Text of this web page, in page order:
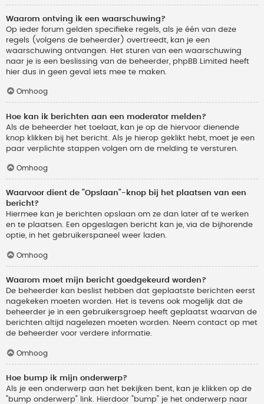
Waarom ontving ik een waarschuwing?
Op ieder forum gelden specifieke regels, als je één van deze
regels (volgens de beheerder) overtreedt, kan je een
waarschuwing ontvangen. Het sturen van een waarschuwing
naar je is een beslissing van de beheerder, phpBB Limited heeft
hier dus in geen geval iets mee te maken.
Omhoog
Hoe kan ik berichten aan een moderator melden?
Als de beheerder het toelaat, kan je op de hiervoor dienende
knop klikken bij het bericht. Als je hierop geklikt hebt, moet je een
paar verplichte stappen volgen om de melding te versturen.
Omhoog
Waarvoor dient de "Opslaan"-knop bij het plaatsen van een
bericht?
Hiermee kan je berichten opslaan om ze dan later af te werken
en te plaatsen. Een opgeslagen bericht kan je, via de bijhorende
optie, in het gebruikerspaneel weer laden.
Omhoog
Waarom moet mijn bericht goedgekeurd worden?
De beheerder kan beslist hebben dat geplaatste berichten eerst
nagekeken moeten worden. Het is tevens ook mogelijk dat de
beheerder je in een gebruikersgroep heeft geplaatst waarvan de
berichten altijd nagelezen moeten worden. Neem contact op met
de beheerder voor verdere informatie.
Omhoog
Hoe bump ik mijn onderwerp?
Als je een onderwerp aan het bekijken bent, kan je klikken op de
"bump onderwerp" link. Hierdoor "bump" je het onderwerp naar